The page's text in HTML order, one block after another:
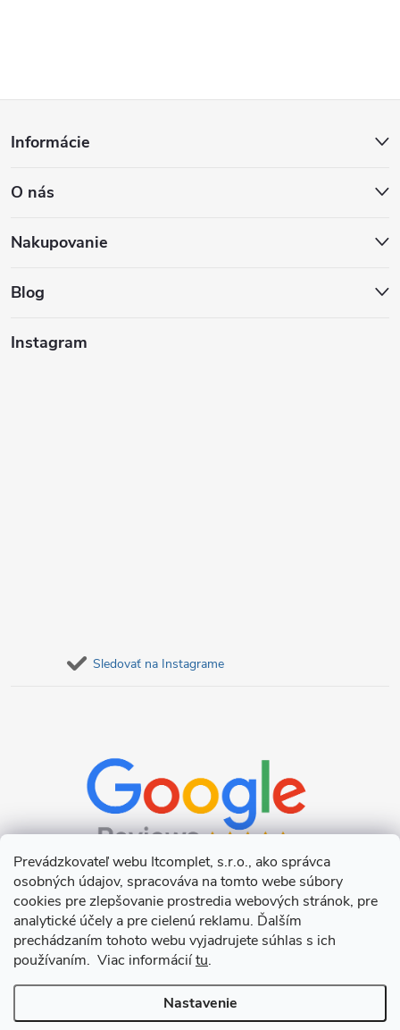
Prevádzkovateľ webu Itcomplet, s.r.o., ako správca
osobných údajov, spracováva na tomto webe súbory
cookies pre zlepšovanie prostredia webových stránok, pre
analytické účely a pre cielenú reklamu. Ďalším
prechádzaním tohoto webu vyjadrujete súhlas s ich
používaním. Viac informáciítu.
Nastavenie
p
ä
Informácie
O nás
Nakupovanie
Blog
Instagram
Sledovať na Instagrame
Copyright 2026Itcomplet s.r.o.. Všetky práva vyhradené.Upraviť